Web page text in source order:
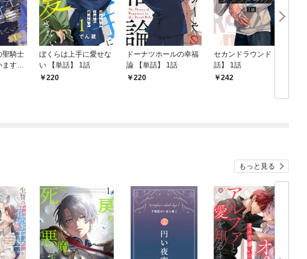
聖騎士
ます
ぼくらは上手に愛せな
い 【単話】 1話
220
ドーナツホールの幸福
論 【単話】 1話
220
セカンドラウンド 【単
話】 1話
242
もっと見る